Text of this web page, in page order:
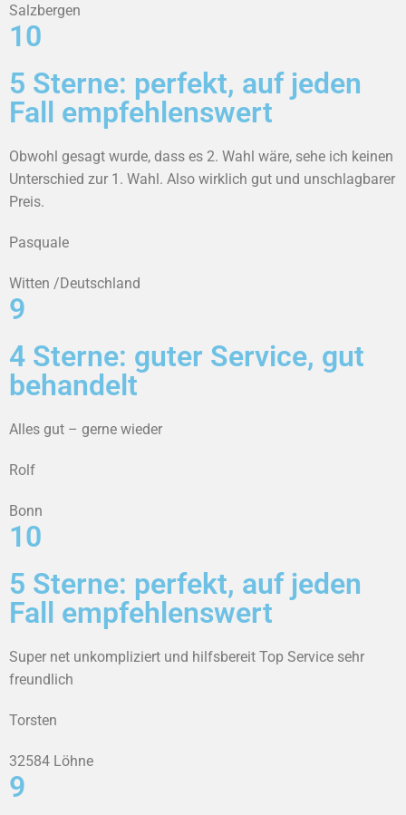
Salzbergen
10
5 Sterne: perfekt, auf jeden
Fall empfehlenswert
Obwohl gesagt wurde, dass es 2. Wahl wäre, sehe ich keinen
Unterschied zur 1. Wahl. Also wirklich gut und unschlagbarer
Preis.
Pasquale
Witten /Deutschland
9
4 Sterne: guter Service, gut
behandelt
Alles gut – gerne wieder
Rolf
Bonn
10
5 Sterne: perfekt, auf jeden
Fall empfehlenswert
Super net unkompliziert und hilfsbereit Top Service sehr
freundlich
Torsten
32584 Löhne
9